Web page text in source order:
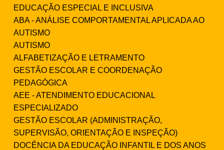
EDUCAÇÃO ESPECIAL E INCLUSIVA
ABA - ANÁLISE COMPORTAMENTAL APLICADA AO
AUTISMO
AUTISMO
ALFABETIZAÇÃO E LETRAMENTO
GESTÃO ESCOLAR E COORDENAÇÃO
PEDAGÓGICA
AEE - ATENDIMENTO EDUCACIONAL
ESPECIALIZADO
GESTÃO ESCOLAR (ADMINISTRAÇÃO,
SUPERVISÃO, ORIENTAÇÃO E INSPEÇÃO)
DOCÊNCIA DA EDUCAÇÃO INFANTIL E DOS ANOS